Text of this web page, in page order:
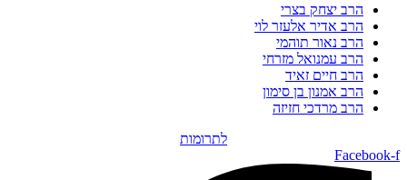
הרב יצחק בצרי
הרב אדיר אלעזר לוי
הרב נאור תוהמי
הרב עמנואל מזרחי
הרב חיים זאיד
הרב אמנון בן סימון
הרב מרדכי חזיזה
לתרומות
Facebook-f